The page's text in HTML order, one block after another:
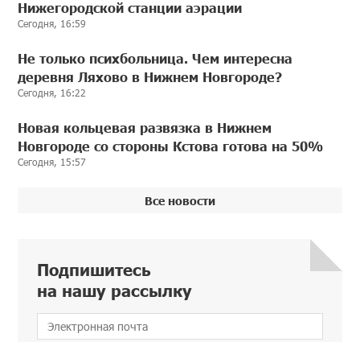
Нижегородской станции аэрации
Сегодня, 16:59
Не только психбольница. Чем интересна
деревня Ляхово в Нижнем Новгороде?
Сегодня, 16:22
Новая кольцевая развязка в Нижнем
Новгороде со стороны Кстова готова на 50%
Сегодня, 15:57
Все новости
Подпишитесь
на нашу рассылку